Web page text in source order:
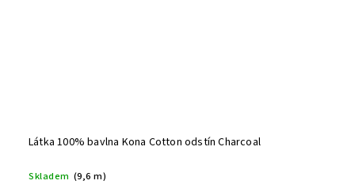
Látka 100% bavlna Kona Cotton odstín Charcoal
Skladem (9,6 m)